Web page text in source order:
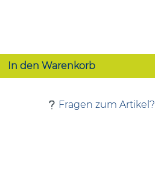
gewünschten Wert
In den Warenkorb
Fragen zum Artikel?